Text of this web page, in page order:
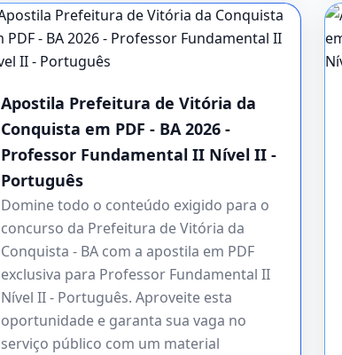
Apostila Prefeitura de Vitória da
Conquista em PDF - BA 2026 -
Professor Fundamental II Nível II -
Português
Domine todo o conteúdo exigido para o
concurso da Prefeitura de Vitória da
Conquista - BA com a apostila em PDF
exclusiva para Professor Fundamental II
Nível II - Português. Aproveite esta
oportunidade e garanta sua vaga no
serviço público com um material